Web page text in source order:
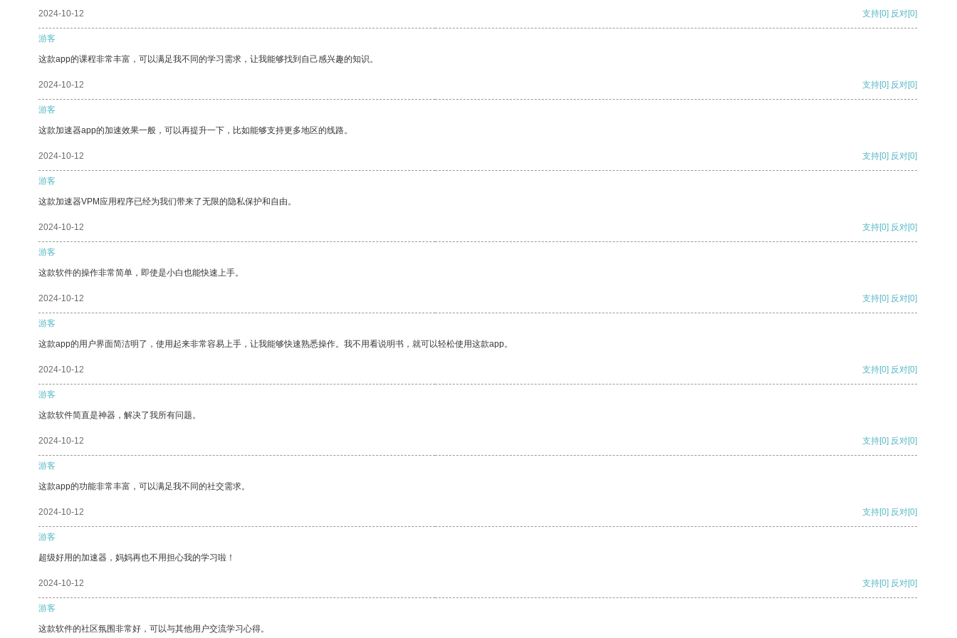
2024-10-12 支持[0] 反对[0]
游客
这款app的课程非常丰富，可以满足我不同的学习需求，让我能够找到自己感兴趣的知识。
2024-10-12 支持[0] 反对[0]
游客
这款加速器app的加速效果一般，可以再提升一下，比如能够支持更多地区的线路。
2024-10-12 支持[0] 反对[0]
游客
这款加速器VPM应用程序已经为我们带来了无限的隐私保护和自由。
2024-10-12 支持[0] 反对[0]
游客
这款软件的操作非常简单，即使是小白也能快速上手。
2024-10-12 支持[0] 反对[0]
游客
这款app的用户界面简洁明了，使用起来非常容易上手，让我能够快速熟悉操作。我不用看说明书，就可以轻松使用这款app。
2024-10-12 支持[0] 反对[0]
游客
这款软件简直是神器，解决了我所有问题。
2024-10-12 支持[0] 反对[0]
游客
这款app的功能非常丰富，可以满足我不同的社交需求。
2024-10-12 支持[0] 反对[0]
游客
超级好用的加速器，妈妈再也不用担心我的学习啦！
2024-10-12 支持[0] 反对[0]
游客
这款软件的社区氛围非常好，可以与其他用户交流学习心得。